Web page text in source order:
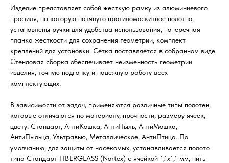
Изделие представляет собой жесткую рамку из алюминиевого
профиля, на которую натянуто противомоскитное полотно,
установлены ручки для удобства использования, поперечная
планка жесткости для сохранения геометрии, комплект
креплений для установки. Сетка поставляется в собранном виде.
Стендовая сборка обеспечивает неизменность геометрии
изделия, точную подгонку и надежную работу всех
комплектующих.
В зависимости от задач, применяются различные типы полотен,
которые отличаются по материалу, прочности, размеру ячеек,
цвету: Стандарт, АнтиКошка, АнтиПыль, АнтиМошка,
АнтиПыльца, Ультравью, Металлическое, АнтиПтица. По
умолчанию, для защиты от насекомых, устанавливается полото
типа Стандарт FIBERGLASS (Nortex) с ячейкой 1,1х1,1 мм, нить